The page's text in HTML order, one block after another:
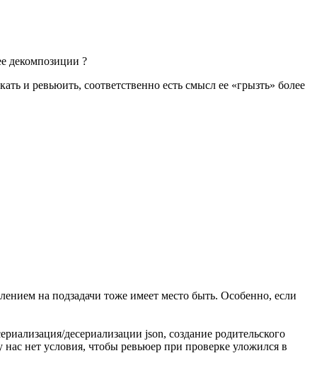
декомпозиции ?
и ревьюить, соответственно есть смысл ее «грызть» более
на подзадачи тоже имеет место быть. Особенно, если
десериализации json, создание родительского
нет условия, чтобы ревьюер при проверке уложился в